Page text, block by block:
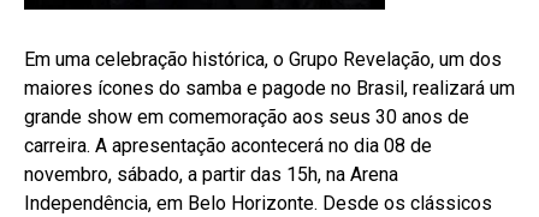
Em uma celebração histórica, o Grupo Revelação, um dos
maiores ícones do samba e pagode no Brasil, realizará um
grande show em comemoração aos seus 30 anos de
carreira. A apresentação acontecerá no dia 08 de
novembro, sábado, a partir das 15h, na Arena
Independência, em Belo Horizonte. Desde os clássicos